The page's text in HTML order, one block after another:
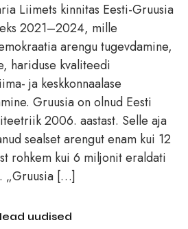
Liimets kinnitas Eesti-Gruusia
2021–2024, mille
arengu tugevdamine,
hariduse kvaliteedi
ja keskkonnaalase
Gruusia on olnud Eesti
2006. aastast. Selle aja
sealset arengut enam kui 12
rohkem kui 6 miljonit eraldati
„Gruusia […]
uudised